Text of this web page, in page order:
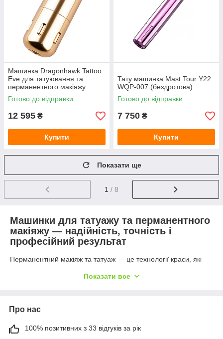
Машинка Dragonhawk Tattoo
Eve для татуювання та
перманентного макіяжу
Готово до відправки
12 595 ₴
Купити
Тату машинка Mast Tour Y22
WQP-007 (бездротова)
Готово до відправки
7 750 ₴
Купити
Показати ще
1 / 8
Машинки для татуажу та перманентного
макіяжу — надійність, точність і
професійний результат
Перманентний макіяж та татуаж — це технології краси, які
зберігаючи ефект доглянутості в будь-яких умовах.
ліній, глибину пігменту та загальний комфорт клієнта під час
процедури.
У нашому інтернет-магазині A4pmu ви можете купити
Показати все
Про нас
100% позитивних з 33 відгуків за рік